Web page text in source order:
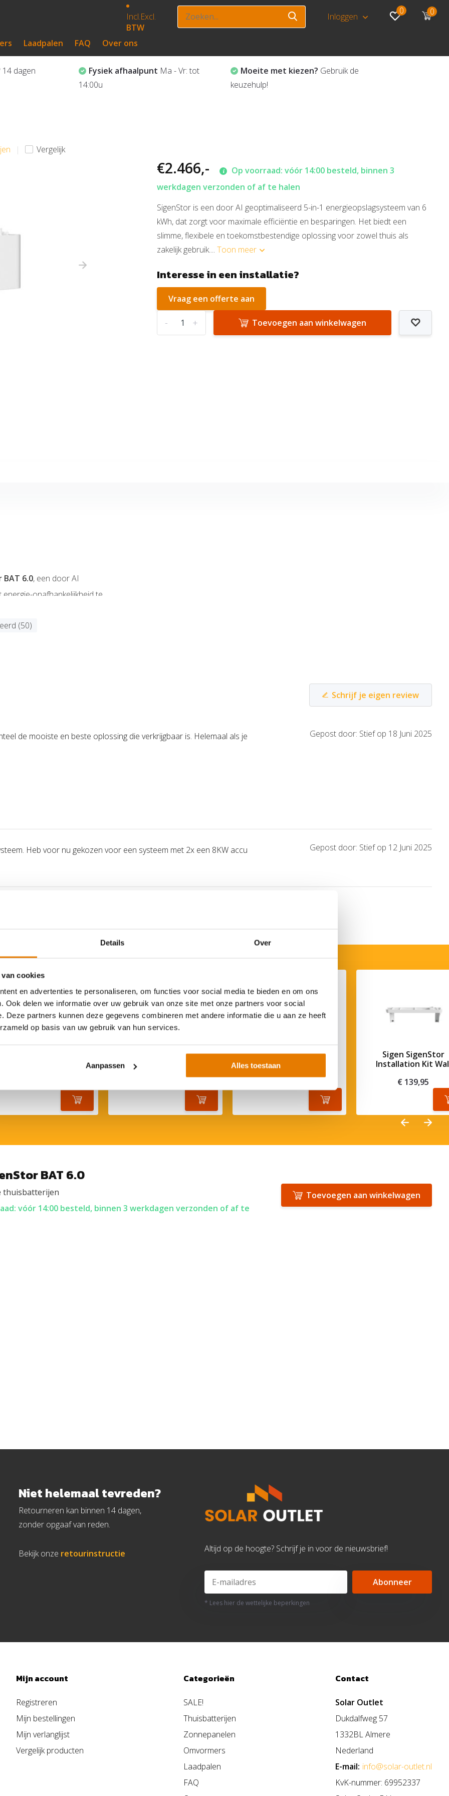
Details Over
cookies
en advertenties te personaliseren, om functies voor social media te bieden en om ons
Ook delen we informatie over uw gebruik van onze site met onze partners voor social
Deze partners kunnen deze gegevens combineren met andere informatie die u aan ze heeft
op basis van uw gebruik van hun services.
Aanpassen Alles toestaan
Incl.Excl.
BTW
Inloggen
0 0
Laadpalen FAQ Over ons
14 dagen
Fysiek afhaalpunt Ma - Vr: tot
14:00u
Moeite met kiezen? Gebruik de
keuzehulp!
Vergelijk
€2.466,-
Op voorraad: vóór 14:00 besteld, binnen 3
werkdagen verzonden of af te halen
SigenStor is een door AI geoptimaliseerd 5-in-1 energieopslagsysteem van 6
kWh, dat zorgt voor maximale efficiëntie en besparingen. Het biedt een
slimme, flexibele en toekomstbestendige oplossing voor zowel thuis als
zakelijk gebruik....Toon meer
Interesse in een installatie?
Vraag een offerte aan
+
- Toevoegen aan winkelwagen
BAT 6.0, een door AI
onafhankelijkheid te
veerkracht, biedt SigenStor
zakelijk gebruik.
past zich aan uw
en 5 beschermingslagen
DC-DC optimizer voor
en machinaal leren
maar ook bijdraagt
(50)
Schrijf je eigen review
de mooiste en beste oplossing die verkrijgbaar is. Helemaal als je
Gepost door: Stief op 18 Juni 2025
Heb voor nu gekozen voor een systeem met 2x een 8KW accu
Gepost door: Stief op 12 Juni 2025
Sigen Power Sensor TP-DH
Sigen SigenStor
Installation Kit Ground
Sigen SigenStor
Installation Kit
€ 139,95
BAT 6.0
thuisbatterijen
vóór 14:00 besteld, binnen 3 werkdagen verzonden of af te
Toevoegen aan winkelwagen
Niet helemaal tevreden?
Retourneren kan binnen 14 dagen,
zonder opgaaf van reden.
Bekijk onze retourinstructie Altijd op de hoogte? Schrijf je in voor de nieuwsbrief!
Abonneer
* Lees hier de wettelijke beperkingen
Mijn account
Registreren
Mijn bestellingen
Mijn verlanglijst
Vergelijk producten
Categorieën
SALE!
Thuisbatterijen
Zonnepanelen
Omvormers
Laadpalen
FAQ
Contact
Solar Outlet
Dukdalfweg 57
1332BL Almere
Nederland
E-mail: info@solar-outlet.nl
KvK-nummer: 69952337